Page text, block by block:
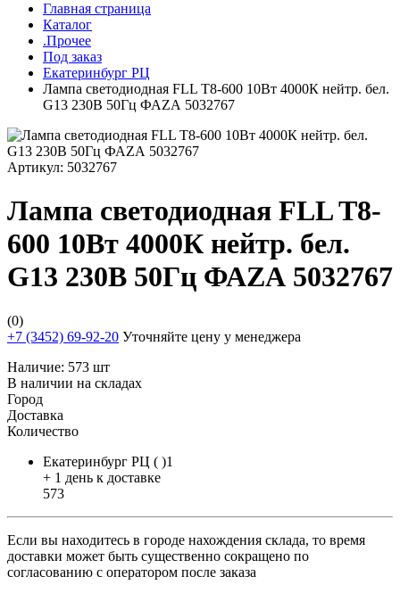
Главная страница
Каталог
.Прочее
Под заказ
Екатеринбург РЦ
Лампа светодиодная FLL T8-600 10Вт 4000К нейтр. бел.
G13 230В 50Гц ФАZА 5032767
Артикул: 5032767
Лампа светодиодная FLL T8-
600 10Вт 4000К нейтр. бел.
G13 230В 50Гц ФАZА 5032767
(0)
+7 (3452) 69-92-20 Уточняйте цену у менеджера
Наличие: 573 шт
В наличии на складах
Город
Доставка
Количество
Екатеринбург РЦ ( )1
+ 1 день к доставке
573
Если вы находитесь в городе нахождения склада, то время
доставки может быть существенно сокращено по
согласованию с оператором после заказа